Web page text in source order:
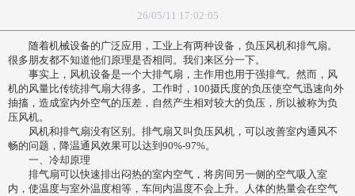
26/05/11 17:02:05
随着机械设备的广泛应用，工业上有两种设备，负压风机和排气扇。
很多朋友都不知道他们原理是否相同。我们来区分一下。
事实上，风机设备是一个大排气扇，主作用也用于强排气。然而，风
机的风量比传统排气扇大得多。工作时，100摄氏度的负压使空气迅速向外
抽搐，造成室内外空气的压差，自然产生相对较大的负压，所以被称为负
压风机。
风机和排气扇没有区别。排气扇又叫负压风机，可以改善室内通风不
畅的问题，降温通风效果可以达到90%-97%。
一、冷却原理
排气扇可以快速排出闷热的室内空气，将房间另一侧的空气吸入室
内，使温度与室外温度相等，车间内温度不会上升。人体的热量会在空气